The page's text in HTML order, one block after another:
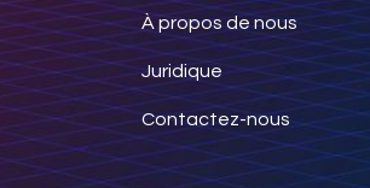
À propos de nous
Juridique
Contactez-nous